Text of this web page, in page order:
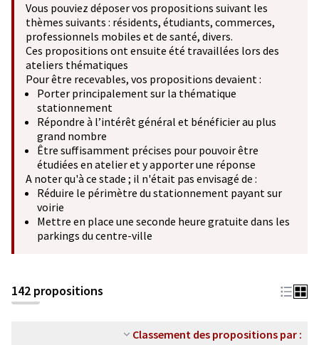
Vous pouviez déposer vos propositions suivant les
thèmes suivants : résidents, étudiants, commerces,
professionnels mobiles et de santé, divers.
Ces propositions ont ensuite été travaillées lors des
ateliers thématiques
Pour être recevables, vos propositions devaient :
Porter principalement sur la thématique
stationnement
Répondre à l’intérêt général et bénéficier au plus
grand nombre
Être suffisamment précises pour pouvoir être
étudiées en atelier et y apporter une réponse
A noter qu'à ce stade ; il n'était pas envisagé de :
Réduire le périmètre du stationnement payant sur
voirie
Mettre en place une seconde heure gratuite dans les
parkings du centre-ville
142 propositions
Classement des propositions par :